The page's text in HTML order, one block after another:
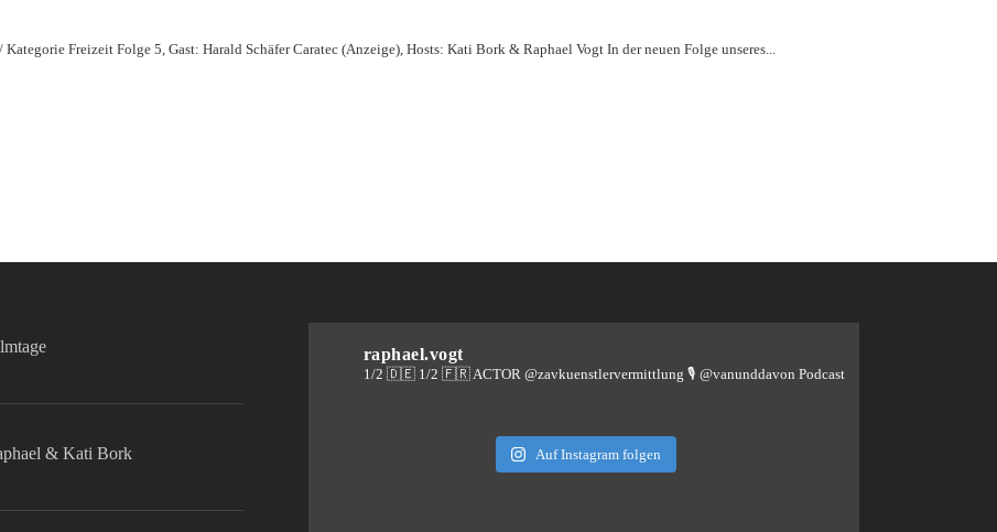
Freizeit Folge 5, Gast: Harald Schäfer Caratec (Anzeige), Hosts: Kati Bork & Raphael Vogt In der neuen Folge unseres...
& Kati Bork
raphael.vogt
1/2 🇩🇪 1/2 🇫🇷 ACTOR @zavkuenstlervermittlung 🎙️ @vanunddavon Podcast
Auf Instagram folgen